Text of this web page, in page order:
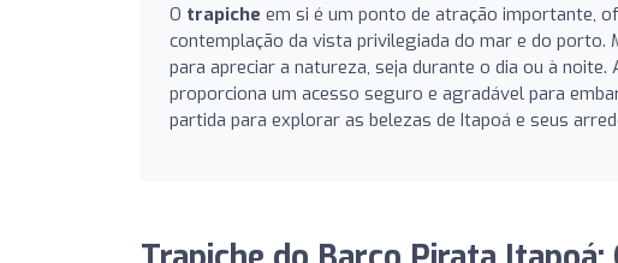
O trapiche em si é um ponto de atração importante,
contemplação da vista privilegiada do mar e do
para apreciar a natureza, seja durante o dia ou à
proporciona um acesso seguro e agradável para
partida para explorar as belezas de Itapoá e seus